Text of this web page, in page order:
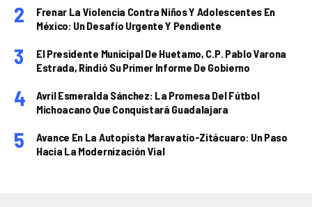
Frenar La Violencia Contra Niños Y Adolescentes En
México: Un Desafío Urgente Y Pendiente
El Presidente Municipal De Huetamo, C.P. Pablo Varona
Estrada, Rindió Su Primer Informe De Gobierno
Avril Esmeralda Sánchez: La Promesa Del Fútbol
Michoacano Que Conquistará Guadalajara
Avance En La Autopista Maravatío-Zitácuaro: Un Paso
Hacia La Modernización Vial